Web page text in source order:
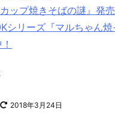
ップ焼きそばの謎』発売
シリーズ『マルちゃん
2018年3月24日